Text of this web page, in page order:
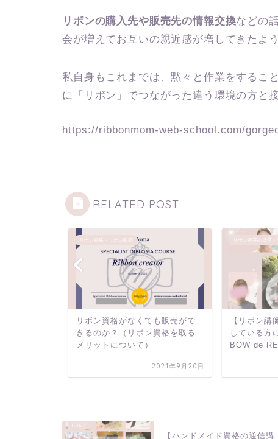
リボンの購入先や販売先の情報交換などの
会が増えてお互いの親近感が増してきたよ
私自身もこれまでは、黙々と作業をするこ
に「リボン」でつながった違う環境の方と
https://ribbonmom-web-school.com/
RELATED POST
リボン資格・リボン販売
リボン資格がなくても販売がで
きるのか？（リボン資格を取る
メリットについて）
2021年9月20日
リボン教室の様子
【リボン講
している方
BOW de
【ハンドメイド資格の通信講